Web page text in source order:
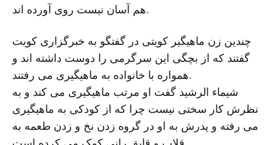
هم آسان نیست روی آورده اند.
چندین زن ماهیگیر کویتی در گفتگو به خبرگزاری کویت
گفتند که از بچگی این سرگرمی را دوست داشته اند و
همواره با خانواده به ماهیگیری می رفتند.
شیماء الرشید گفت او مرتب ماهیگیری می کند و به
نظرش کار سختی نیست چرا که از کودکی به ماهیگیری
می رفته و پدرش به او در گروه زدن نخ و زدن طعمه به